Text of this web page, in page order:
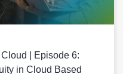
| Episode 6:
in Cloud Based